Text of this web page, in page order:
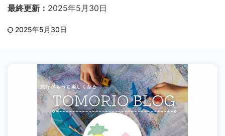
最終更新： 2025年5月30日
2025年5月30日